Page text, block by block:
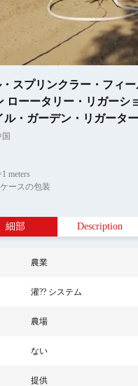
スプリンクラー・フィ
ローータリー・リガーシ
ル・ガーデン・リガーター
meters
ースの包装
細部 Description
農業
灌?? システム
農場
ない
提供